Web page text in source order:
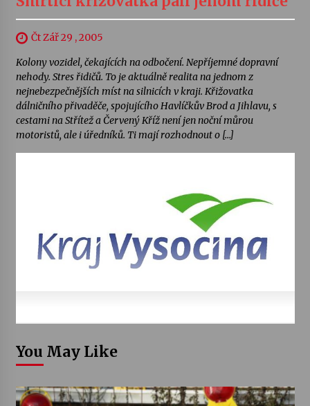
Čt Zář 29 , 2005
Kolony vozidel, čekajících na odbočení. Nepříjemné dopravní
nehody. Stres řidičů. To je aktuálně realita na jednom z
nejnebezpečnějších míst na silnicích v kraji. Křižovatka
dálničního přivaděče, spojujícího Havlíčkův Brod a Jihlavu, s
cestami na Střítež a Červený Kříž není jen noční můrou
motoristů, ale i úředníků. Ti mají rozhodnout o […]
You May Like